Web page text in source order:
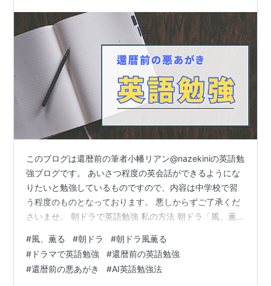
このブログは還暦前の筆者小幡リアン@nazekiniの英語勉
強ブログです。 あいさつ程度の英会話ができるようにな
りたいと勉強しているものですので、内容は中学校で習
う程度のものとなっております。 悪しからずご了承くだ
さいませ。 朝ドラで英語勉強 私の方法 朝ドラ「風、薫
NHKの配信サービスNHK
ONE（https://www.nhk.or.jp/nhkone/）の字幕と速度調
整サービスを使って英語部分を聞き取りし、わからない
#風、薫る #朝ドラ #朝ドラ風薫る
# ドラマで英語勉強 #還暦前の英語勉強
#還暦前の悪あがき #AI英語勉強法